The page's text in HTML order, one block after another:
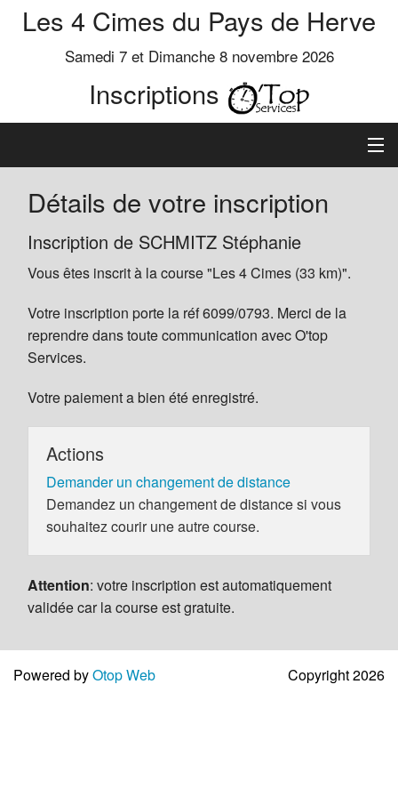
Les 4 Cimes du Pays de Herve
Samedi 7 et Dimanche 8 novembre 2026
Inscriptions
Inscription
Préinscrits
Informations
Détails de votre inscription
Inscription de SCHMITZ Stéphanie
Vous êtes inscrit à la course "Les 4 Cimes (33 km)".
Votre inscription porte la réf 6099/0793. Merci de la
reprendre dans toute communication avec O'top
Services.
Votre paiement a bien été enregistré.
Actions
Demander un changement de distance
Demandez un changement de distance si vous
souhaitez courir une autre course.
Attention: votre inscription est automatiquement
validée car la course est gratuite.
Powered byOtop Web Copyright 2026